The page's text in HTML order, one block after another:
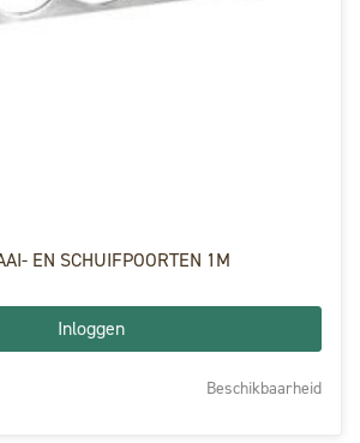
EN SCHUIFPOORTEN 1M
Inloggen
Beschikbaarheid